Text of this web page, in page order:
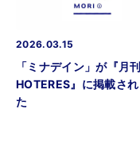
2026.03.15
「ミナデイン」が『月刊
HOTERES』に掲載され
た